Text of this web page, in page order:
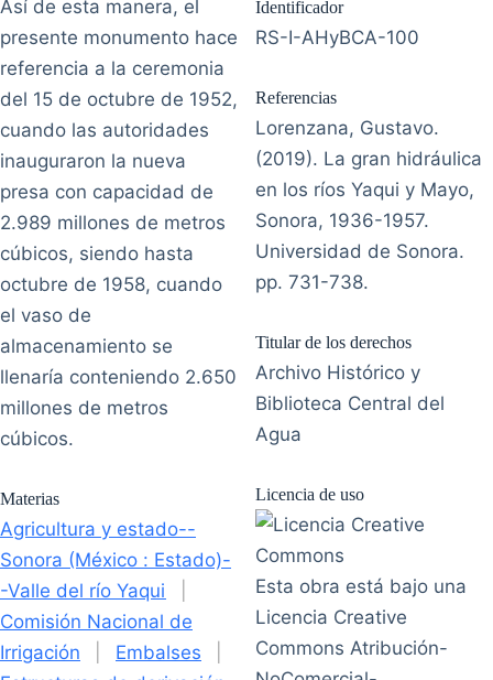
Así de esta manera, el
presente monumento hace
referencia a la ceremonia
del 15 de octubre de 1952,
cuando las autoridades
inauguraron la nueva
presa con capacidad de
2.989 millones de metros
cúbicos, siendo hasta
octubre de 1958, cuando
el vaso de
almacenamiento se
llenaría conteniendo 2.650
millones de metros
cúbicos.
Materias
Agricultura y estado--
Sonora (México : Estado)-
-Valle del río Yaqui
Comisión Nacional de
Irrigación
Embalses
Identificador
RS-I-AHyBCA-100
Referencias
Lorenzana, Gustavo.
(2019). La gran hidráulica
en los ríos Yaqui y Mayo,
Sonora, 1936-1957.
Universidad de Sonora.
pp. 731-738.
Titular de los derechos
Archivo Histórico y
Biblioteca Central del
Agua
Licencia de uso
Esta obra está bajo una
Licencia Creative
Commons Atribución-